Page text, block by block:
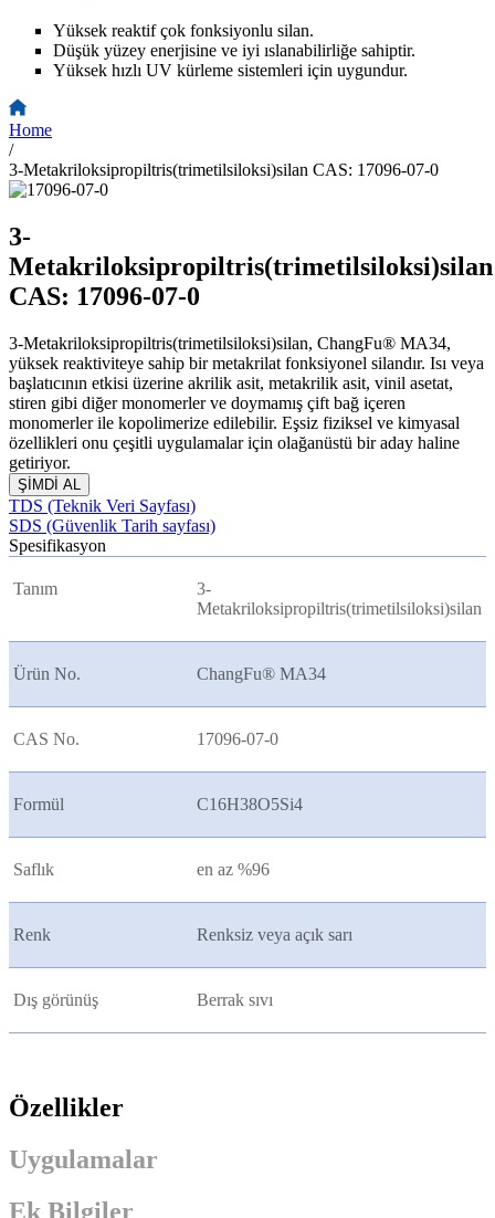
Yüksek reaktif çok fonksiyonlu silan.
Düşük yüzey enerjisine ve iyi ıslanabilirliğe sahiptir.
Yüksek hızlı UV kürleme sistemleri için uygundur.
Home
/
3-Metakriloksipropiltris(trimetilsiloksi)silan CAS: 17096-07-0
3-
Metakriloksipropiltris(trimetilsiloksi)silan
CAS: 17096-07-0
3-Metakriloksipropiltris(trimetilsiloksi)silan, ChangFu® MA34,
yüksek reaktiviteye sahip bir metakrilat fonksiyonel silandır. Isı veya
başlatıcının etkisi üzerine akrilik asit, metakrilik asit, vinil asetat,
stiren gibi diğer monomerler ve doymamış çift bağ içeren
monomerler ile kopolimerize edilebilir. Eşsiz fiziksel ve kimyasal
özellikleri onu çeşitli uygulamalar için olağanüstü bir aday haline
getiriyor.
ŞİMDİ AL
TDS (Teknik Veri Sayfası)
SDS (Güvenlik Tarih sayfası)
Spesifikasyon
Tanım
3-
Metakriloksipropiltris(trimetilsiloksi)silan
Ürün No. ChangFu® MA34
CAS No. 17096-07-0
Formül C16H38O5Si4
Saflık en az %96
Renk Renksiz veya açık sarı
Dış görünüş Berrak sıvı
Özellikler
Uygulamalar
Ek Bilgiler